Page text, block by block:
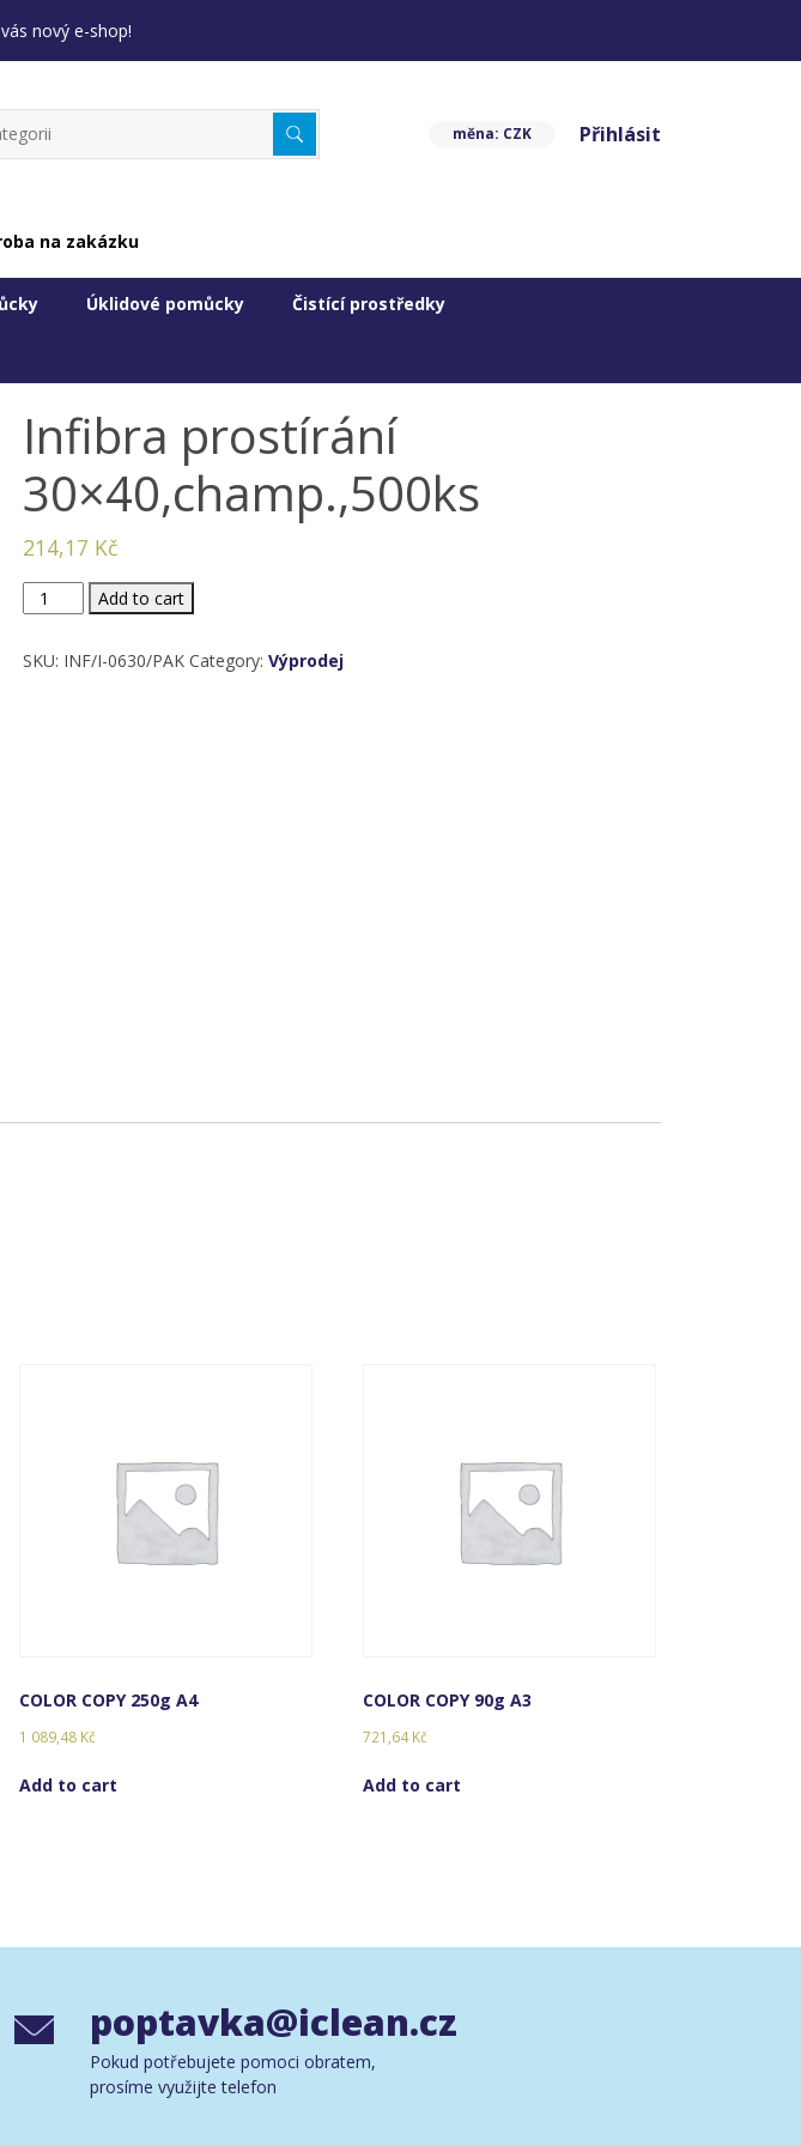
nový e-shop!
Přihlásit
měna: CZK
na zakázku
Úklidové pomůcky Čistící prostředky
Infibra prostírání
30×40,champ.,500ks
214,17 Kč
Infibra
30x40,champ.,500ks
Add to cart
SKU: INF/I-0630/PAK Category:Výprodej
COLOR COPY 250g A4
1 089,48 Kč
Add to cart
COLOR COPY 90g A3
721,64Kč
Add to cart
poptavka@iclean.cz
Pokud potřebujete pomoci obratem,
prosíme využijte telefon